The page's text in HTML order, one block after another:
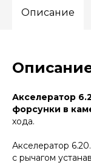
Описание
Акселератор
форсунки в
хода.
Акселератор
с рычагом